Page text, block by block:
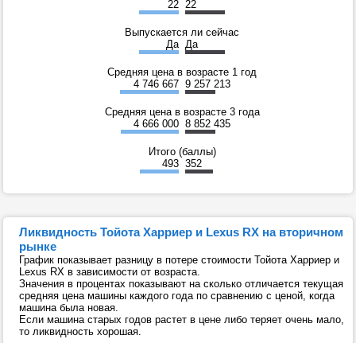
22 22
Выпускается ли сейчас
Да Да
Средняя цена в возрасте 1 год
4 746 667 9 257 213
Средняя цена в возрасте 3 года
4 666 000 8 852 435
Итого (баллы)
493 352
Ликвидность Тойота Харриер и Lexus RX на вторичном
рынке
График показывает разницу в потере стоимости Тойота Харриер и
Lexus RX в зависимости от возраста.
Значения в процентах показывают на сколько отличается текущая
средняя цена машины каждого года по сравнению с ценой, когда
машина была новая.
Если машина старых годов растет в цене либо теряет очень мало,
то ликвидность хорошая.